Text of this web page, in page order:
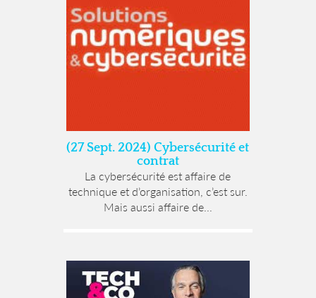
(27 Sept. 2024) Cybersécurité et
contrat
La cybersécurité est affaire de
technique et d’organisation, c’est sur.
Mais aussi affaire de...